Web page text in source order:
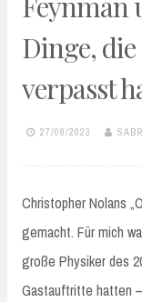
Dinge,
verpasst
27/08/2023
Christopher Nolans
gemacht. Für mich
große Physiker des
Gastauftritte hatten